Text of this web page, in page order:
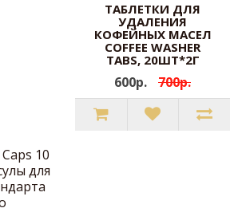
ТАБЛЕТКИ ДЛЯ
УДАЛЕНИЯ
КОФЕЙНЫХ МАСЕЛ
COFFEE WASHER
TABS, 20ШТ*2Г
600р. 700р.